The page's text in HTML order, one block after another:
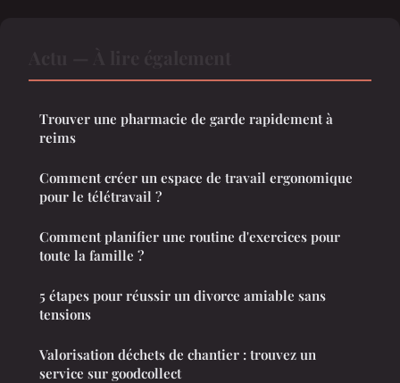
Trouver une pharmacie de garde rapidement à
reims
Comment créer un espace de travail ergonomique
pour le télétravail ?
Comment planifier une routine d'exercices pour
toute la famille ?
5 étapes pour réussir un divorce amiable sans
tensions
Valorisation déchets de chantier : trouvez un
service sur goodcollect